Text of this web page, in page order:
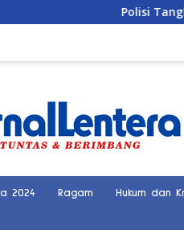
Polisi Tangkap
2024 Ragam Hukum dan